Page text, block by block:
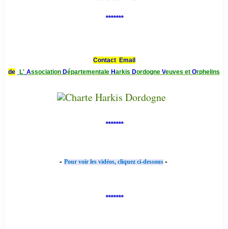
*******
Contact Email
de
L' Association Départementale Harkis Dordogne Veuves et Orphelins
*******
- Pour voir les vidéos, cliquez ci-dessous -
*******